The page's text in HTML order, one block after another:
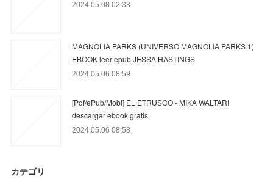
2024.05.08 02:33
MAGNOLIA PARKS (UNIVERSO MAGNOLIA PARKS 1)
EBOOK leer epub JESSA HASTINGS
2024.05.06 08:59
[Pdf/ePub/Mobi] EL ETRUSCO - MIKA WALTARI
descargar ebook gratis
2024.05.06 08:58
カテゴリ